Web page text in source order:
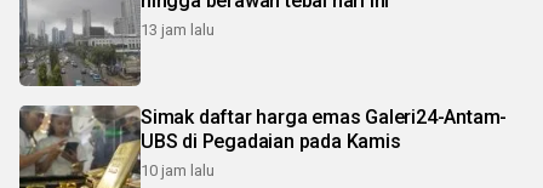
13 jam lalu
Simak daftar harga emas Galeri24-Antam-
UBS di Pegadaian pada Kamis
10 jam lalu